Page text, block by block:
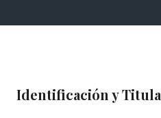
Identificación y